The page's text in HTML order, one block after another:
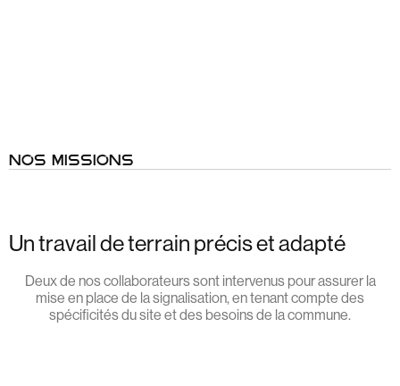
NOS MISSIONS
Un travail de terrain précis et adapté
Deux de nos collaborateurs sont intervenus pour assurer la
mise en place de la signalisation, en tenant compte des
spécificités du site et des besoins de la commune.